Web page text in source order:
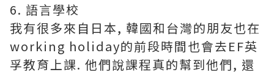
6. 語言學校
我有很多來自日本, 韓國和台灣的朋友也在
working holiday的前段時間也會去EF英
孚教育上課. 他們說課程真的幫到他們, 還